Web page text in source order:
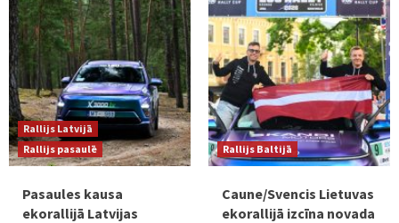
Rallijs Latvijā
Rallijs pasaulē
Pasaules kausa
ekorallijā Latvijas
Rallijs Baltijā
Caune/Svencis Lietuvas
ekorallijā izcīna novada